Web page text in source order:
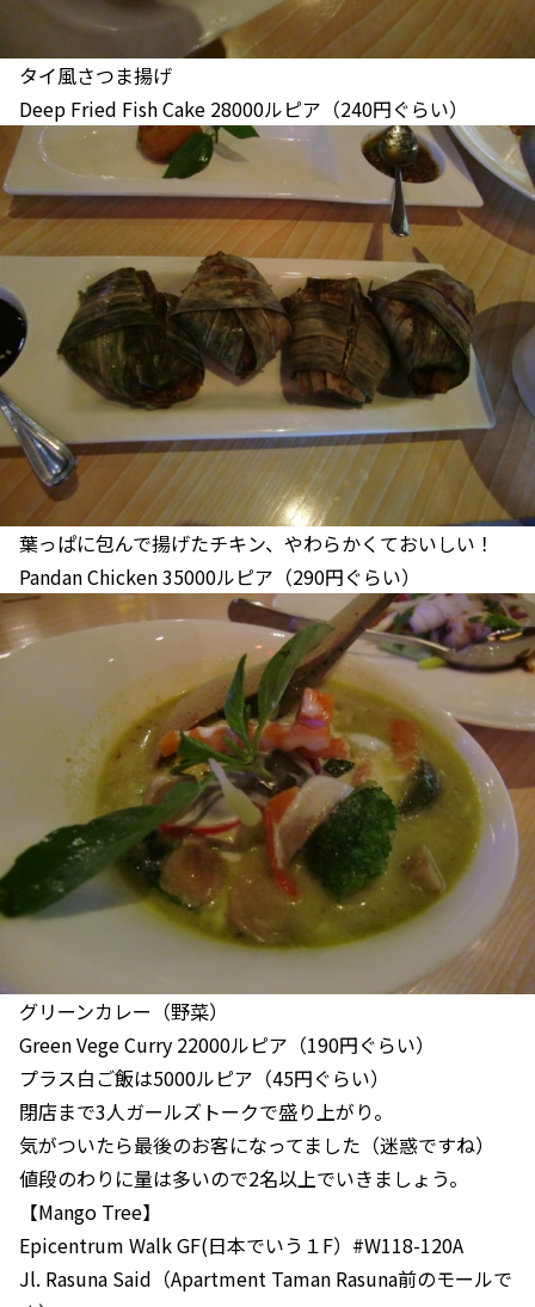
タイ風さつま揚げ
Deep Fried Fish Cake 28000ルピア（240円ぐらい）
葉っぱに包んで揚げたチキン、やわらかくておいしい！
Pandan Chicken 35000ルピア（290円ぐらい）
グリーンカレー（野菜）
Green Vege Curry 22000ルピア（190円ぐらい）
プラス白ご飯は5000ルピア（45円ぐらい）
閉店まで3人ガールズトークで盛り上がり。
気がついたら最後のお客になってました（迷惑ですね）
値段のわりに量は多いので2名以上でいきましょう。
【Mango Tree】
Epicentrum Walk GF(日本でいう１F）#W118-120A
Jl. Rasuna Said（Apartment Taman Rasuna前のモールで